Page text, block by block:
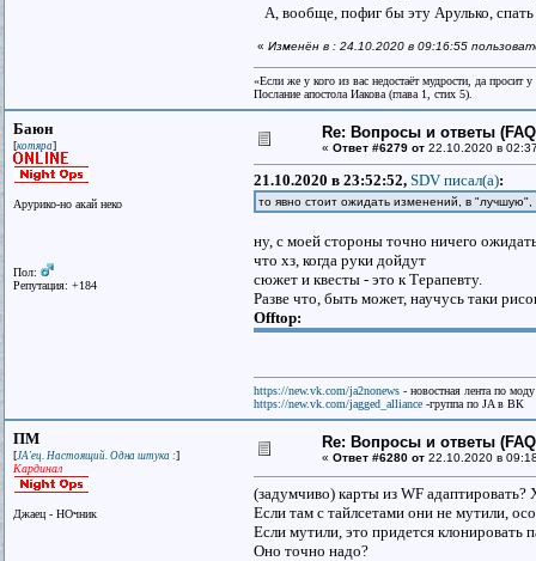
А, вообще, пофиг бы эту Арулько,
« Изменён в : 24.10.2020 в 09:16:55
«Если же у кого из вас недостаёт мудрости, да
Послание апостола Иакова (глава 1, стих 5).
Баюн
[котяра]
Арурико-но акай неко
Пол:
Репутация: +184
Re: Вопросы и ответы
« Ответ #6279 от 22.10.2020 в
21.10.2020 в 23:52:52, SDV писал(a):
то явно стоит ожидать изменений, в
ну, с моей стороны точно ничего
что хз, когда руки дойдут
сюжет и квесты - это к Терапевту.
Разве что, быть может, научусь таки
Offtop:
https://new.vk.com/ja2nonews - новостная лента по
https://new.vk.com/jagged_alliance -группа по JA в ВК
ПМ
[JA'ец. Настоящий. Одна штука :]
Кардинал
Джаец - НОчник
Re: Вопросы и ответы
« Ответ #6280 от 22.10.2020 в
(задумчиво) карты из WF адаптировать?
Если там с тайлсетами они не мутили,
Если мутили, это придется клонировать
Оно точно надо?